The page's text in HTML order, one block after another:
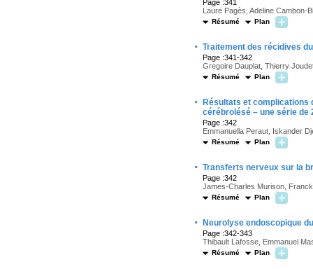
Page :341
Laure Pagès, Adeline Cambon-
Résumé Plan
· Traitement des récidives
Page :341-342
Gregoire Dauplat, Thierry
Résumé Plan
·
Résultats et
cérébrolésé – une série de
Page :342
Emmanuella Peraut, Iskander
Résumé Plan
· Transferts nerveux sur la
Page :342
James-Charles Murison,
Résumé Plan
· Neurolyse endoscopique
Page :342-343
Thibault Lafosse, Emmanuel
Résumé Plan